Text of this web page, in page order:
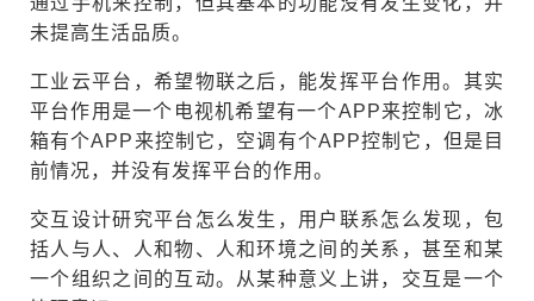
未提高生活品质。
工业云平台，希望物联之后，能发挥平台作用。其实
平台作用是一个电视机希望有一个APP来控制它，冰
箱有个APP来控制它，空调有个APP控制它，但是目
前情况，并没有发挥平台的作用。
交互设计研究平台怎么发生，用户联系怎么发现，包
括人与人、人和物、人和环境之间的关系，甚至和某
一个组织之间的互动。从某种意义上讲，交互是一个